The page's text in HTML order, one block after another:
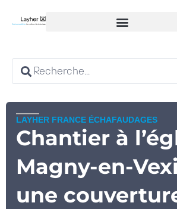
LAYHER FRANCE ÉCHAFAUDAGES
Chantier à
Magny-en-
une